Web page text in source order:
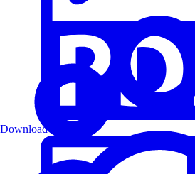
Download PDF